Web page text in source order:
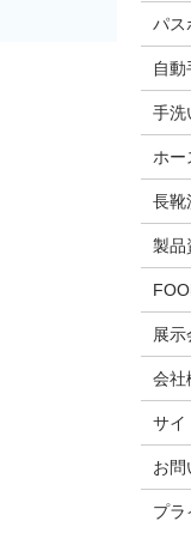
パス
自動
手洗
ホー
長靴
製品
展示
会社
サイ
お問
プラ